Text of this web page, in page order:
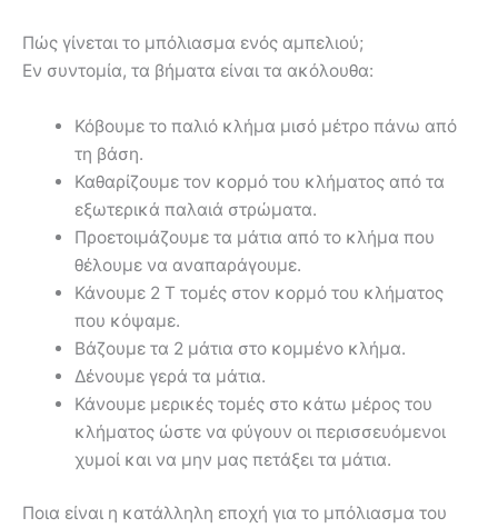
Πώς γίνεται το μπόλιασμα ενός αμπελιού;
Εν συντομία, τα βήματα είναι τα ακόλουθα:
Κόβουμε το παλιό κλήμα μισό μέτρο πάνω από
τη βάση.
Καθαρίζουμε τον κορμό του κλήματος από τα
εξωτερικά παλαιά στρώματα.
Προετοιμάζουμε τα μάτια από το κλήμα που
θέλουμε να αναπαράγουμε.
Κάνουμε 2 Τ τομές στον κορμό του κλήματος
που κόψαμε.
Βάζουμε τα 2 μάτια στο κομμένο κλήμα.
Δένουμε γερά τα μάτια.
Κάνουμε μερικές τομές στο κάτω μέρος του
κλήματος ώστε να φύγουν οι περισσευόμενοι
χυμοί και να μην μας πετάξει τα μάτια.
Ποια είναι η κατάλληλη εποχή για το μπόλιασμα του